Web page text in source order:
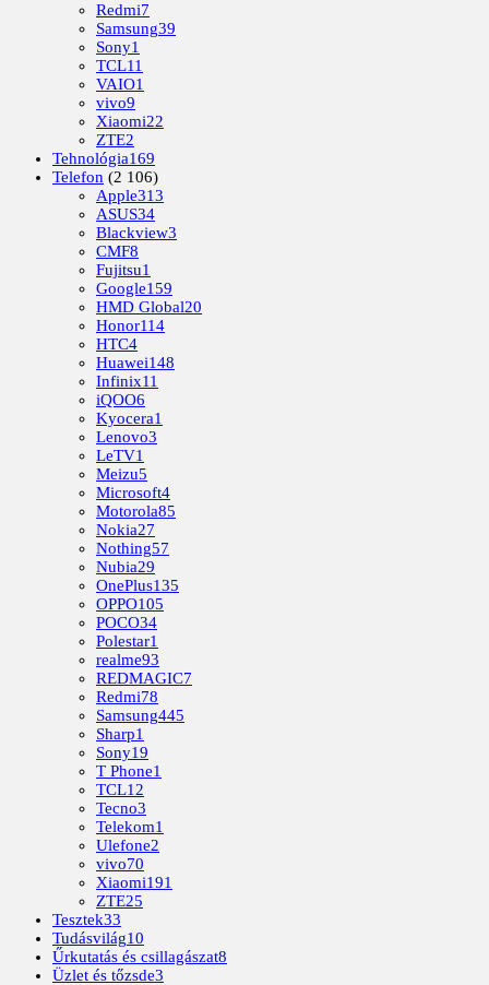
Redmi7
Samsung39
Sony1
TCL11
VAIO1
vivo9
Xiaomi22
ZTE2
Tehnológia169
Telefon (2 106)
Apple313
ASUS34
Blackview3
CMF8
Fujitsu1
Google159
HMD Global20
Honor114
HTC4
Huawei148
Infinix11
iQOO6
Kyocera1
Lenovo3
LeTV1
Meizu5
Microsoft4
Motorola85
Nokia27
Nothing57
Nubia29
OnePlus135
OPPO105
POCO34
Polestar1
realme93
REDMAGIC7
Redmi78
Samsung445
Sharp1
Sony19
T Phone1
TCL12
Tecno3
Telekom1
Ulefone2
vivo70
Xiaomi191
ZTE25
Tesztek33
Tudásvilág10
Űrkutatás és csillagászat8
Üzlet és tőzsde3